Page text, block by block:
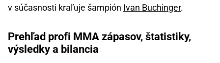
v súčasnosti kraľuje šampión Ivan Buchinger.
Prehľad profi MMA zápasov, štatistiky,
výsledky a bilancia